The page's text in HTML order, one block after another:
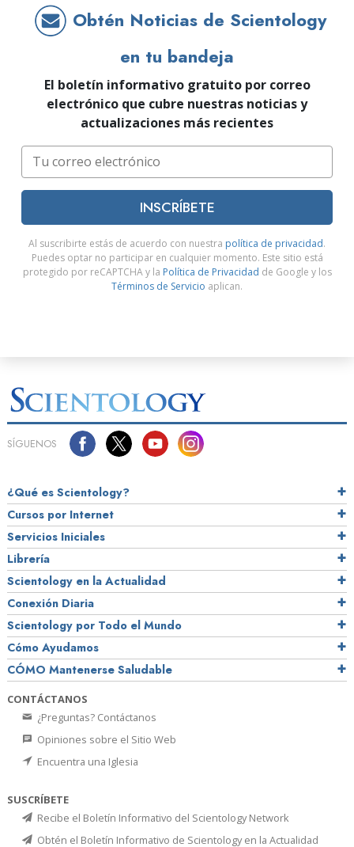
Obtén Noticias de Scientology
en tu bandeja
El boletín informativo gratuito por correo
electrónico que cubre nuestras noticias y
actualizaciones más recientes
INSCRÍBETE
Al suscribirte estás de acuerdo con nuestra política de privacidad.
Puedes optar no participar en cualquier momento. Este sitio está
protegido por reCAPTCHA y la Política de Privacidad de Google y los
Términos de Servicio aplican.
SÍGUENOS
¿Qué es Scientology?
Cursos por Internet
Servicios Iniciales
Librería
Scientology en la Actualidad
Conexión Diaria
Scientology por Todo el Mundo
Cómo Ayudamos
CÓMO Mantenerse Saludable
CONTÁCTANOS
¿Preguntas? Contáctanos
Opiniones sobre el Sitio Web
Encuentra una Iglesia
SUSCRÍBETE
Recibe el Boletín Informativo del Scientology Network
Obtén el Boletín Informativo de Scientology en la Actualidad